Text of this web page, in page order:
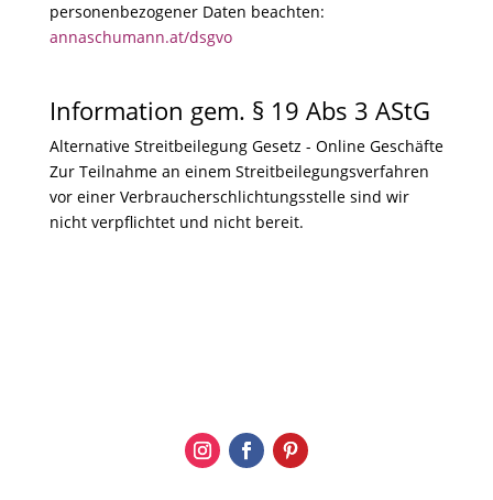
personenbezogener Daten beachten:
annaschumann.at/dsgvo
Information gem. § 19 Abs 3 AStG
Alternative Streitbeilegung Gesetz - Online Geschäfte
Zur Teilnahme an einem Streitbeilegungsverfahren
vor einer Verbraucherschlichtungsstelle sind wir
nicht verpflichtet und nicht bereit.